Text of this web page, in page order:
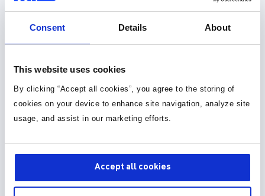
Consent Details About
This website uses cookies
By clicking “Accept all cookies”, you agree to the storing of
cookies on your device to enhance site navigation, analyze site
usage, and assist in our marketing efforts.
Accept all cookies
所需的一切。所有这些设备都经过优
路板空间并满足客户对更高能效的需
案可以为...
先进的保护功能和集
场。 MPS的高功率密度解决方案极